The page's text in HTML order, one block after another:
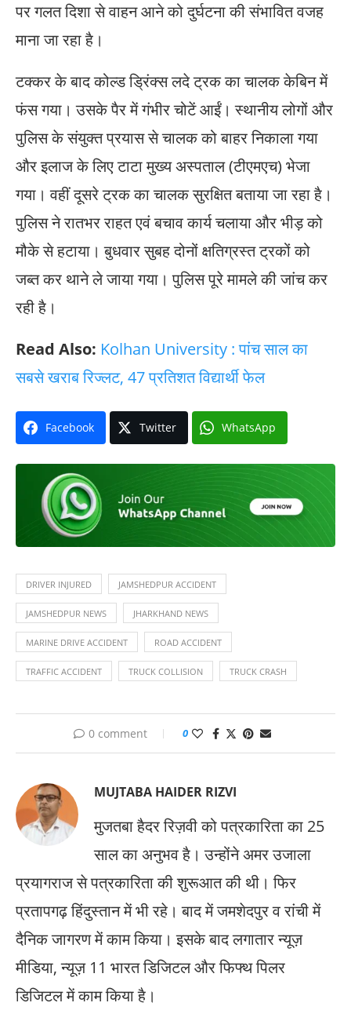
पर गलत दिशा से वाहन आने को दुर्घटना की संभावित वजह
माना जा रहा है।
टक्कर के बाद कोल्ड ड्रिंक्स लदे ट्रक का चालक केबिन में
फंस गया। उसके पैर में गंभीर चोटें आईं। स्थानीय लोगों और
पुलिस के संयुक्त प्रयास से चालक को बाहर निकाला गया
और इलाज के लिए टाटा मुख्य अस्पताल (टीएमएच) भेजा
गया। वहीं दूसरे ट्रक का चालक सुरक्षित बताया जा रहा है।
पुलिस ने रातभर राहत एवं बचाव कार्य चलाया और भीड़ को
मौके से हटाया। बुधवार सुबह दोनों क्षतिग्रस्त ट्रकों को
जब्त कर थाने ले जाया गया। पुलिस पूरे मामले की जांच कर
रही है।
Read Also: Kolhan University : पांच साल का
सबसे खराब रिज्लट, 47 प्रतिशत विद्यार्थी फेल
Facebook Twitter WhatsApp
DRIVER INJURED JAMSHEDPUR ACCIDENT
JAMSHEDPUR NEWS JHARKHAND NEWS
MARINE DRIVE ACCIDENT ROAD ACCIDENT
TRAFFIC ACCIDENT TRUCK COLLISION TRUCK CRASH
0 comment 0
MUJTABA HAIDER RIZVI
मुजतबा हैदर रिज़वी को पत्रकारिता का 25
साल का अनुभव है। उन्होंने अमर उजाला
प्रयागराज से पत्रकारिता की शुरूआत की थी। फिर
प्रतापगढ़ हिंदुस्तान में भी रहे। बाद में जमशेदपुर व रांची में
दैनिक जागरण में काम किया। इसके बाद लगातार न्यूज़
मीडिया, न्यूज़ 11 भारत डिजिटल और फिफ्थ पिलर
डिजिटल में काम किया है।